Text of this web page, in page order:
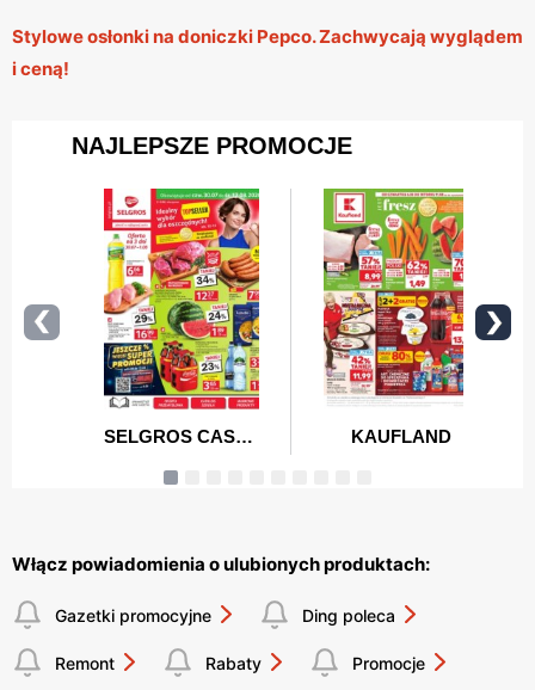
Stylowe osłonki na doniczki Pepco. Zachwycają wyglądem
i ceną!
Włącz powiadomienia o ulubionych produktach:
Gazetki promocyjne Ding poleca
Remont Rabaty Promocje